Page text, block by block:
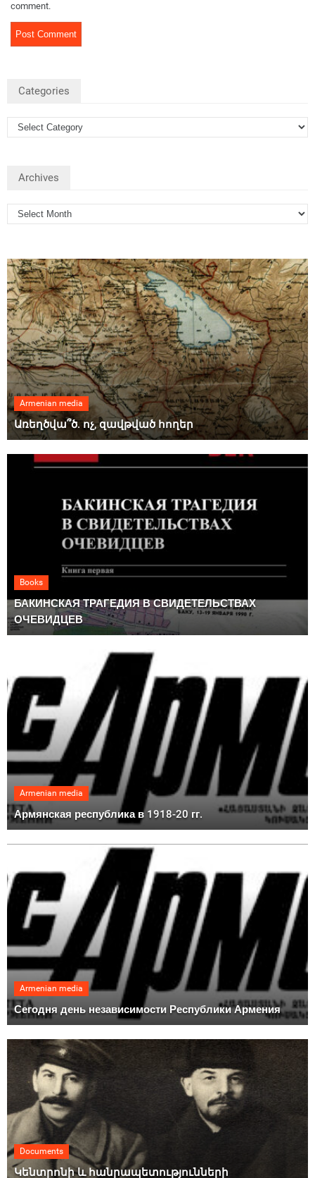
comment.
Categories
Archives
Armenian media
Առեղծվա՞ծ. ոչ, զավթված հողեր
Books
БАКИНСКАЯ ТРАГЕДИЯ В СВИДЕТЕЛЬСТВАХ
ОЧЕВИДЦЕВ
Armenian media
Армянская республика в 1918-20 гг.
Armenian media
Сегодня день независимости Республики Армения
Documents
Կենտրոնի և հանրապետությունների